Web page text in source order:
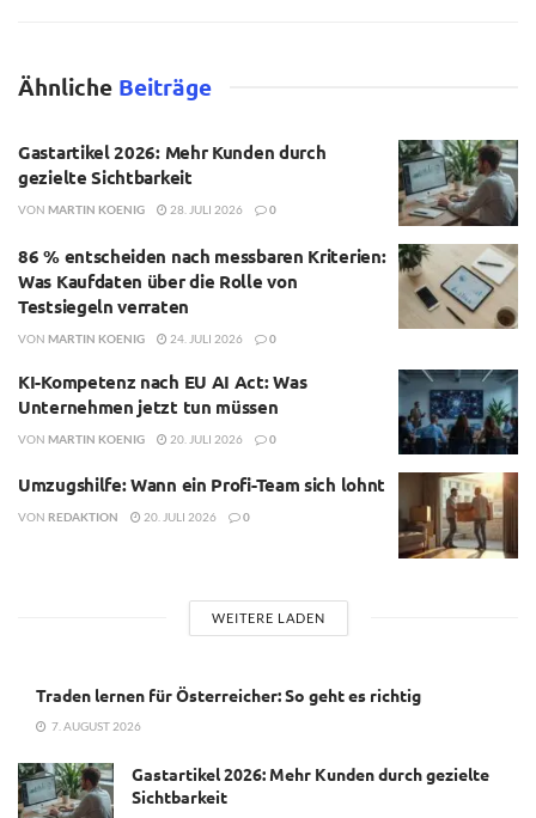
Ähnliche Beiträge
Gastartikel 2026: Mehr Kunden durch
gezielte Sichtbarkeit
VON MARTIN KOENIG 28. JULI 2026 0
86 % entscheiden nach messbaren Kriterien:
Was Kaufdaten über die Rolle von
Testsiegeln verraten
VON MARTIN KOENIG 24. JULI 2026 0
KI-Kompetenz nach EU AI Act: Was
Unternehmen jetzt tun müssen
VON MARTIN KOENIG 20. JULI 2026 0
Umzugshilfe: Wann ein Profi-Team sich lohnt
VON REDAKTION 20. JULI 2026 0
WEITERE LADEN
Traden lernen für Österreicher: So geht es richtig
7. AUGUST 2026
Gastartikel 2026: Mehr Kunden durch gezielte
Sichtbarkeit